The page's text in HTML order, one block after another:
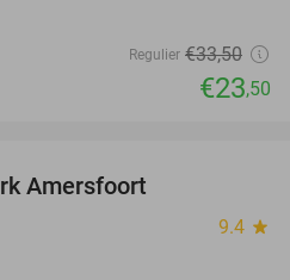
Regulier €33,50
€23,50
Amersfoort
9.4 star